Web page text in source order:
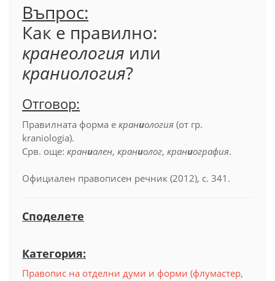
Въпрос:
Как е правилно:
кранеология или
краниология?
Отговор:
Правилната форма е краниология (от гр.
kraniologia).
Срв. още: краниален, краниолог, краниография.
Официален правописен речник (2012), с. 341.
Споделете
Категория:
Правопис на отделни думи и форми (флумастер,